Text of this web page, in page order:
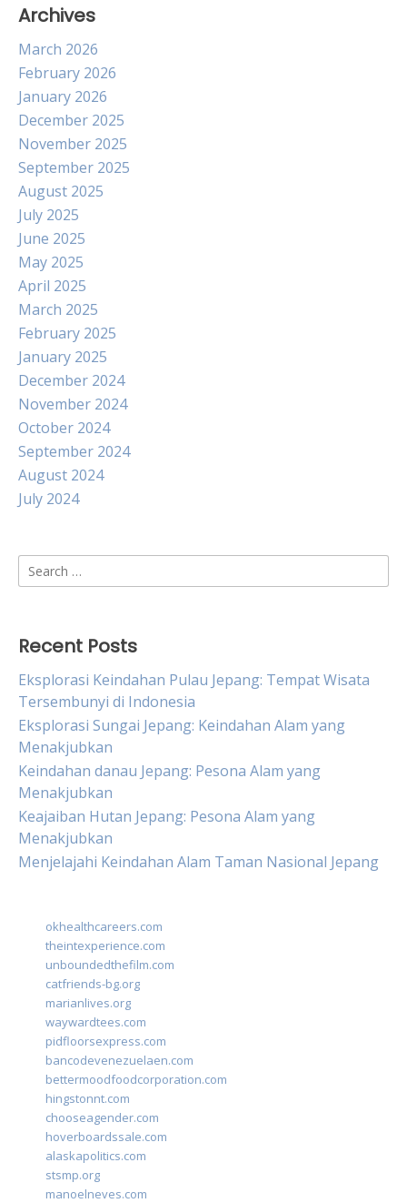
Archives
March 2026
February 2026
January 2026
December 2025
November 2025
September 2025
August 2025
July 2025
June 2025
May 2025
April 2025
March 2025
February 2025
January 2025
December 2024
November 2024
October 2024
September 2024
August 2024
July 2024
Search
for:
Recent Posts
Eksplorasi Keindahan Pulau Jepang: Tempat Wisata
Tersembunyi di Indonesia
Eksplorasi Sungai Jepang: Keindahan Alam yang
Menakjubkan
Keindahan danau Jepang: Pesona Alam yang
Menakjubkan
Keajaiban Hutan Jepang: Pesona Alam yang
Menakjubkan
Menjelajahi Keindahan Alam Taman Nasional Jepang
okhealthcareers.com
theintexperience.com
unboundedthefilm.com
catfriends-bg.org
marianlives.org
waywardtees.com
pidfloorsexpress.com
bancodevenezuelaen.com
bettermoodfoodcorporation.com
hingstonnt.com
chooseagender.com
hoverboardssale.com
alaskapolitics.com
stsmp.org
manoelneves.com